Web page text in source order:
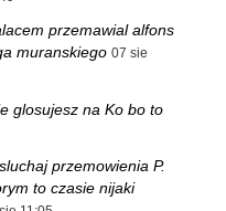
przemawial alfons
muranskiego 07 sie
glosujesz na Ko bo to
przemowienia P.
to czasie nijaki